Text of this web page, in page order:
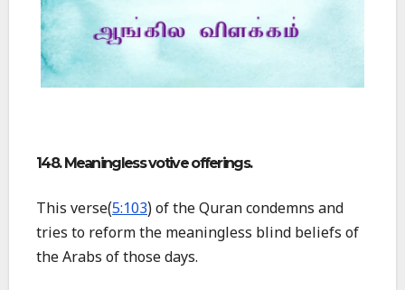
148. Meaningless votive offerings.
This verse(5:103) of the Quran condemns and
tries to reform the meaningless blind beliefs of
the Arabs of those days.